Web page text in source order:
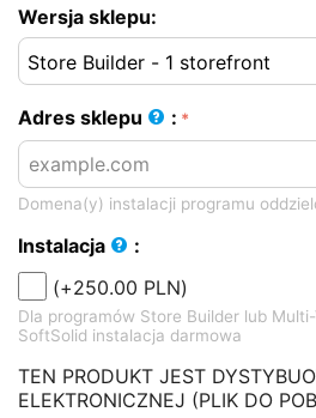
Wersja sklepu:
Adres sklepu :
Domena(y) instalacji programu
Instalacja
:
(+250.00 PLN)
Dla programów Store Builder lub
SoftSolid instalacja darmowa
TEN PRODUKT JEST
ELEKTRONICZNEJ (PLIK DO